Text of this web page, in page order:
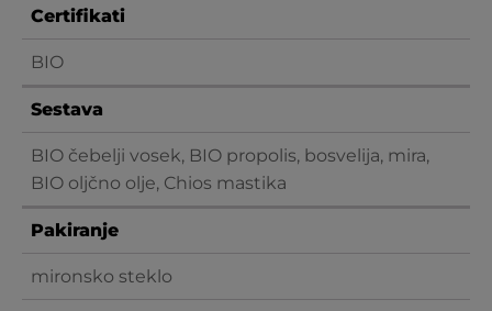
Certifikati
BIO
Sestava
BIO čebelji vosek, BIO propolis, bosvelija, mira,
BIO oljčno olje, Chios mastika
Pakiranje
mironsko steklo